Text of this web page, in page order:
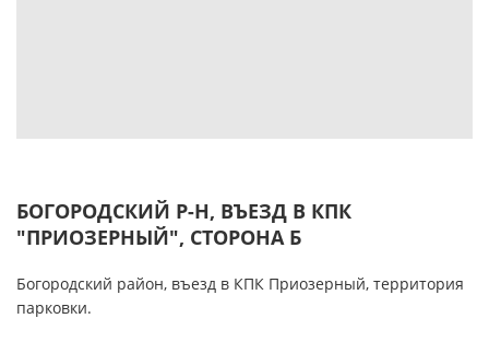
БОГОРОДСКИЙ Р-Н, ВЪЕЗД В КПК
"ПРИОЗЕРНЫЙ", СТОРОНА Б
Богородский район, въезд в КПК Приозерный, территория
парковки.